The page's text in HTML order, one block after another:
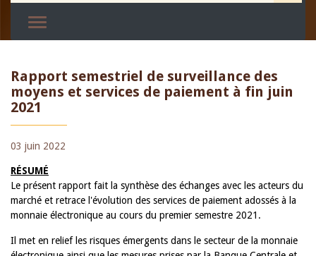
Rapport semestriel de surveillance des
moyens et services de paiement à fin juin
2021
03 juin 2022
RÉSUMÉ
Le présent rapport fait la synthèse des échanges avec les acteurs du
marché et retrace l'évolution des services de paiement adossés à la
monnaie électronique au cours du premier semestre 2021.
Il met en relief les risques émergents dans le secteur de la monnaie